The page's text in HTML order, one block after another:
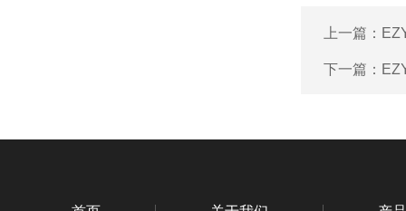
上一篇：
下一篇：